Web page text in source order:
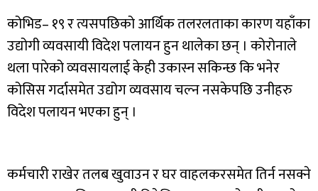
कोभिड– १९ र त्यसपछिको आर्थिक तलरलताका कारण यहाँका
उद्योगी व्यवसायी विदेश पलायन हुन थालेका छन् । कोरोनाले
थला पारेको व्यवसायलाई केही उकास्न सकिन्छ कि भनेर
कोसिस गर्दासमेत उद्योग व्यवसाय चल्न नसकेपछि उनीहरु
विदेश पलायन भएका हुन् ।
कर्मचारी राखेर तलब खुवाउन र घर वाहलकरसमेत तिर्न नसक्ने